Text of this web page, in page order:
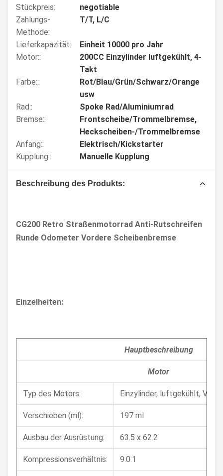
Stückpreis:
negotiable
Zahlungs-
Methode:
T/T, L/C
Lieferkapazität:
Einheit 10000 pro Jahr
Motor::
200CC Einzylinder luftgekühlt, 4-
Takt
Farbe::
Rot/Blau/Grün/Schwarz/Orange
usw
Rad::
Spoke Rad/Aluminiumrad
Bremse::
Frontscheibe/Trommelbremse,
Heckscheiben-/Trommelbremse
Anfang::
Elektrisch/Kickstarter
Kupplung::
Manuelle Kupplung
Beschreibung des Produkts:
CG200 Retro Straßenmotorrad Anti-Rutschreifen
Runde Odometer Vordere Scheibenbremse
Einzelheiten:
Hauptbeschreibung
Motor
Typ des Motors: Einzylinder, luftgekühlt,
Verschieben (ml): 197 ml
Ausbau der Ausrüstung: 63.5 x 62.2
Kompressionsverhältnis: 9.0:1